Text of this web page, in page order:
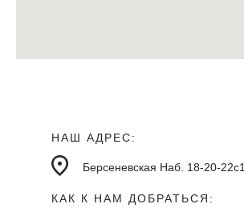
Берсеневская Наб. 18-20-22с1
НАШ АДРЕС:
КАК К НАМ ДОБРАТЬСЯ: